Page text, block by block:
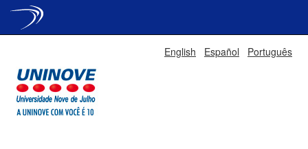
English Español Português